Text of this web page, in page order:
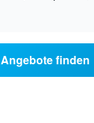
Angebote finden